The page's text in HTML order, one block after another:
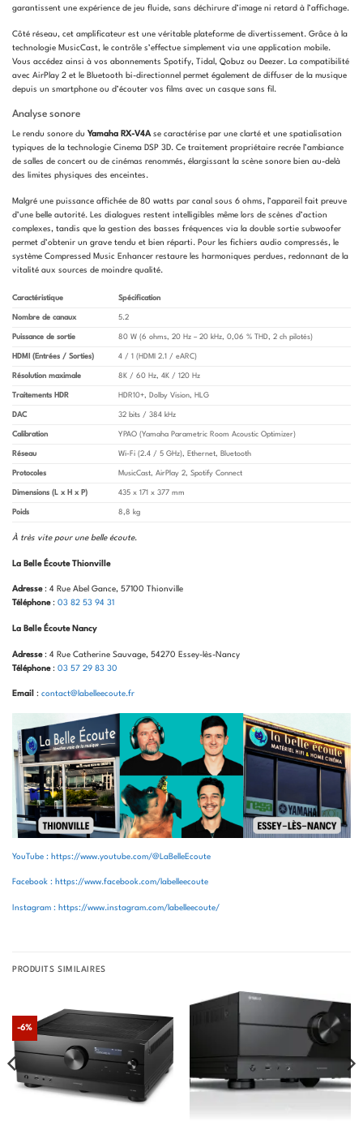
garantissent une expérience de jeu fluide, sans déchirure d’image ni retard à l’affichage.
Côté réseau, cet amplificateur est une véritable plateforme de divertissement. Grâce à la
technologie MusicCast, le contrôle s’effectue simplement via une application mobile.
Vous accédez ainsi à vos abonnements Spotify, Tidal, Qobuz ou Deezer. La compatibilité
avec AirPlay 2 et le Bluetooth bi-directionnel permet également de diffuser de la musique
depuis un smartphone ou d’écouter vos films avec un casque sans fil.
Analyse sonore
Le rendu sonore du Yamaha RX-V4Ase caractérise par une clarté et une spatialisation
typiques de la technologie Cinema DSP 3D. Ce traitement propriétaire recrée l’ambiance
de salles de concert ou de cinémas renommés, élargissant la scène sonore bien au-delà
des limites physiques des enceintes.
Malgré une puissance affichée de 80 watts par canal sous 6 ohms, l’appareil fait preuve
d’une belle autorité. Les dialogues restent intelligibles même lors de scènes d’action
complexes, tandis que la gestion des basses fréquences via la double sortie subwoofer
permet d’obtenir un grave tendu et bien réparti. Pour les fichiers audio compressés, le
système Compressed Music Enhancer restaure les harmoniques perdues, redonnant de la
vitalité aux sources de moindre qualité.
Caractéristique Spécification
Nombre de canaux 5.2
Puissance de sortie 80 W (6 ohms, 20 Hz – 20 kHz, 0,06 % THD, 2 ch pilotés)
HDMI (Entrées / Sorties) 4 / 1 (HDMI 2.1 / eARC)
Résolution maximale 8K / 60 Hz, 4K / 120 Hz
Traitements HDR HDR10+, Dolby Vision, HLG
DAC 32 bits / 384 kHz
Calibration YPAO (Yamaha Parametric Room Acoustic Optimizer)
Réseau Wi-Fi (2.4 / 5 GHz), Ethernet, Bluetooth
Protocoles MusicCast, AirPlay 2, Spotify Connect
Dimensions (L x H x P) 435 x 171 x 377 mm
Poids 8,8 kg
À très vite pour une belle écoute.
La Belle Écoute Thionville
Adresse: 4 Rue Abel Gance, 57100 Thionville
Téléphone: 03 82 53 94 31
La Belle Écoute Nancy
Adresse: 4 Rue Catherine Sauvage, 54270 Essey-lès-Nancy
Téléphone: 03 57 29 83 30
Email : contact@labelleecoute.fr
YouTube : https://www.youtube.com/@LaBelleEcoute
Facebook : https://www.facebook.com/labelleecoute
Instagram : https://www.instagram.com/labelleecoute/
PRODUITS SIMILAIRES
-6%